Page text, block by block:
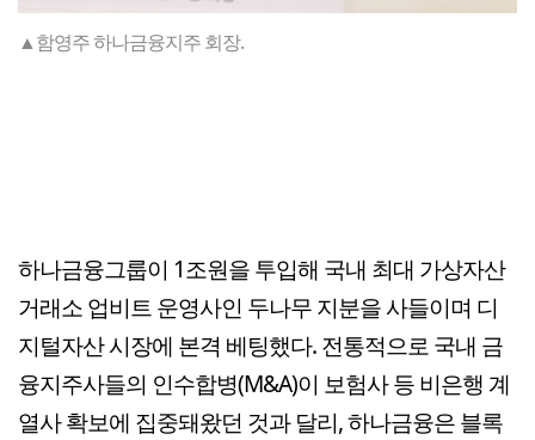
▲함영주 하나금융지주 회장.
하나금융그룹이 1조원을 투입해 국내 최대 가상자산
거래소 업비트 운영사인 두나무 지분을 사들이며 디
지털자산 시장에 본격 베팅했다. 전통적으로 국내 금
융지주사들의 인수합병(M&A)이 보험사 등 비은행 계
열사 확보에 집중돼왔던 것과 달리, 하나금융은 블록